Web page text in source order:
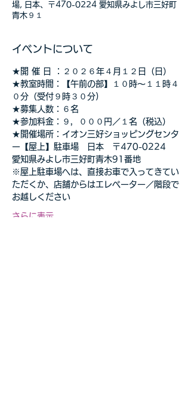
場, 日本、〒470-0224 愛知県みよし市三好町
青木９１
イベントについて
★開 催 日 ：２０２６年４月１２日（日）
★教室時間：【午前の部】１０時～１１時４
０分（受付９時３０分)
★募集人数：６名
★参加料金：９，０００円／１名（税込）
★開催場所：イオン三好ショッピングセンタ
ー【屋上】駐車場　日本　〒470-0224
愛知県みよし市三好町青木91番地
※屋上駐車場へは、直接お車で入ってきてい
ただくか、店舗からはエレベーター／階段で
お越しください
さらに表示